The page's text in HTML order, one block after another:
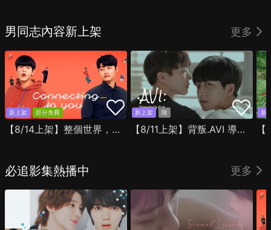
男同志內容新上架 更多
新上架 部分免費
【8/14上架】整個世界，只有你連上了我
新上架 限
【8/11上架】背叛.AVI 導演剪輯版
新
必追影集熱播中 更多